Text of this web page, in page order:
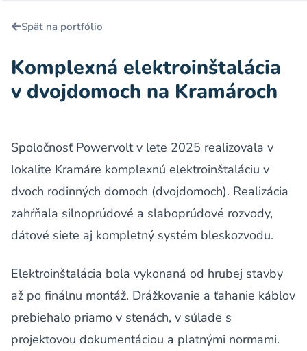
Späť na portfólio
Komplexná elektroinštalácia
v dvojdomoch na Kramároch
Spoločnosť Powervolt v lete 2025 realizovala v
lokalite Kramáre komplexnú elektroinštaláciu v
dvoch rodinných domoch (dvojdomoch). Realizácia
zahŕňala silnoprúdové a slaboprúdové rozvody,
dátové siete aj kompletný systém bleskozvodu.
Elektroinštalácia bola vykonaná od hrubej stavby
až po finálnu montáž. Drážkovanie a ťahanie káblov
prebiehalo priamo v stenách, v súlade s
projektovou dokumentáciou a platnými normami.